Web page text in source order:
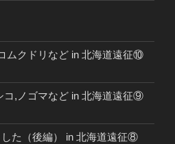
ムクドリなど in 北海道遠征⑩
コ,ノゴマなど in 北海道遠征⑨
た（後編） in 北海道遠征⑧